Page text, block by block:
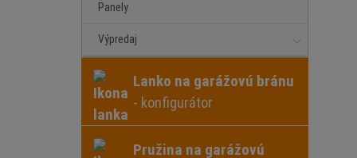
Panely
Výpredaj
Lanko na garážovú bránu
- konfigurátor
Pružina na garážovú